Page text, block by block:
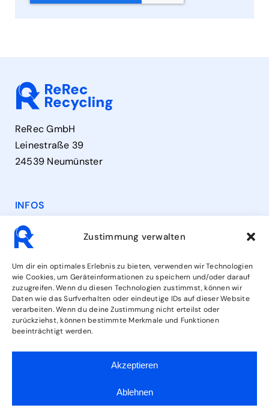
Zustimmung verwalten
Um dir ein optimales Erlebnis zu bieten, verwenden wir Technologien
wie Cookies, um Geräteinformationen zu speichern und/oder darauf
zuzugreifen. Wenn du diesen Technologien zustimmst, können wir
Daten wie das Surfverhalten oder eindeutige IDs auf dieser Website
verarbeiten. Wenn du deine Zustimmung nicht erteilst oder
zurückziehst, können bestimmte Merkmale und Funktionen
beeinträchtigt werden.
Akzeptieren
Ablehnen
ReRec GmbH
Leinestraße 39
24539 Neumünster
INFOS
Kontakt
Öffnungszeiten
Leistungen